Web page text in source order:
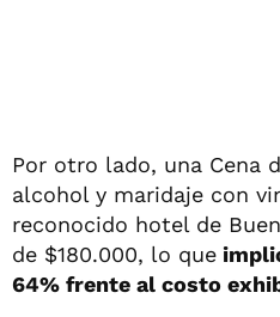
Por otro lado, una Cena
alcohol y maridaje con
reconocido hotel de
de $180.000, lo que
64% frente al costo